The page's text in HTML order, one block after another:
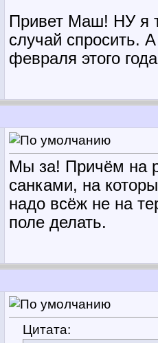
Привет Маш! НУ я
случай спросить.
февраля этого года
Мы за! Причём на
санками, на
надо всёж не на
поле делать.
Цитата: